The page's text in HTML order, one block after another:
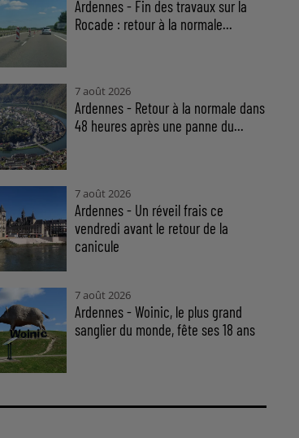
Ardennes - Fin des travaux sur la
Rocade : retour à la normale...
7 août 2026
Ardennes - Retour à la normale dans
48 heures après une panne du...
7 août 2026
Ardennes - Un réveil frais ce
vendredi avant le retour de la
canicule
7 août 2026
Ardennes - Woinic, le plus grand
sanglier du monde, fête ses 18 ans